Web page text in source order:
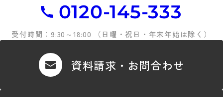
0120-145-333
受付時間：9:30～18:00 （日曜・祝日・年末年始は除く）
資料請求・お問合わせ